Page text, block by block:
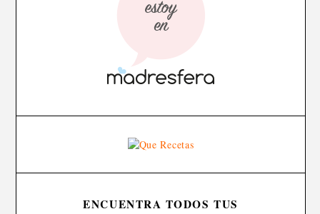
ENCUENTRA TODOS TUS